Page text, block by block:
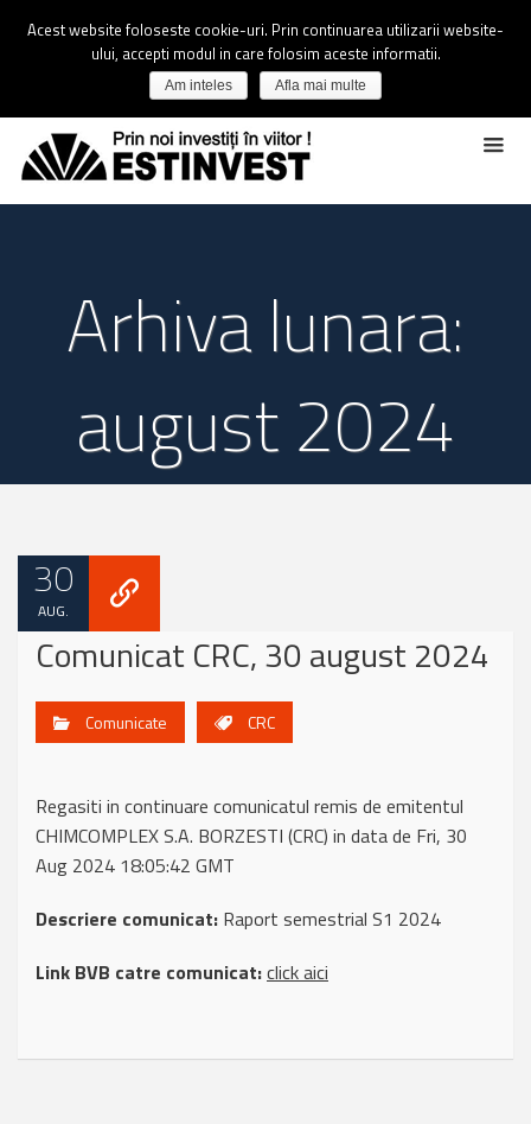
Arhiva lunara:
august 2024
30
AUG.
Comunicat CRC, 30 august 2024
Comunicate CRC
Regasiti in continuare comunicatul remis de emitentul
CHIMCOMPLEX S.A. BORZESTI (CRC) in data de Fri, 30
Aug 2024 18:05:42 GMT
Descriere comunicat: Raport semestrial S1 2024
Link BVB catre comunicat:click aici
Acest website foloseste cookie-uri. Prin continuarea utilizarii website-
ului, accepti modul in care folosim aceste informatii.
Am inteles Afla mai multe